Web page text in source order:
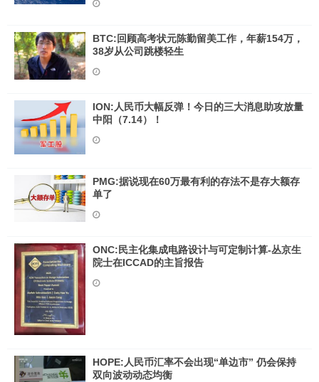
BTC:回顾高考状元陈勤留美工作，年薪154万，
38岁从公司跳楼轻生
ION:人民币大幅反弹！今日的三大消息助攻放量
中阳（7.14）！
PMG:据说现在60万最有利的存法不是存大额存
单了
ONC:民主化集成电路设计与可定制计算-丛京生
院士在ICCAD的主旨报告
HOPE:人民币汇率不会出现“单边市” 仍会保持
双向波动动态均衡